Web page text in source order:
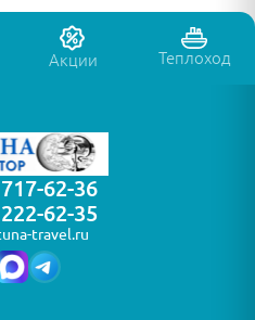
Акции Теплоход
62-36
62-35
travel.ru